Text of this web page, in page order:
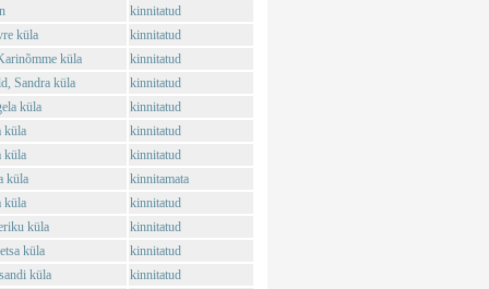
kinnitatud
küla
kinnitatud
küla
kinnitatud
Sandra küla
kinnitatud
küla
kinnitatud
küla
kinnitatud
küla
kinnitatud
küla
kinnitamata
küla
kinnitatud
küla
kinnitatud
küla
kinnitatud
küla
kinnitatud